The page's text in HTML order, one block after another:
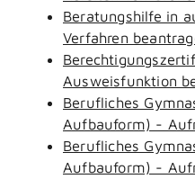
Beratungshilfe in
Verfahren
Ausweisfunktion
Berufliches
Aufbauform) -
Berufliches
Aufbauform) -